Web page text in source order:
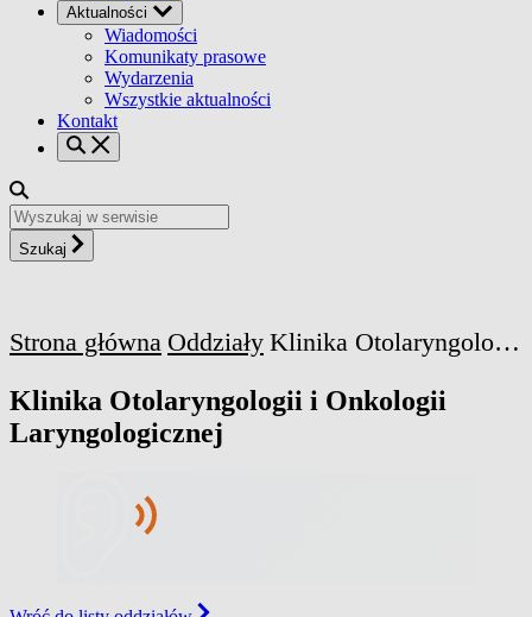
Aktualności
Wiadomości
Komunikaty prasowe
Wydarzenia
Wszystkie aktualności
Kontakt
Szukaj
Strona główna Oddziały Klinika Otolaryngologii i Onkologii Laryngologicznej
Klinika Otolaryngologii i Onkologii
Laryngologicznej